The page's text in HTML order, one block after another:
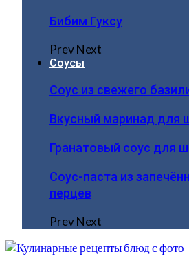
Бибим Гуксу
PrevNext
Соусы
Соус из свежего
Вкусный маринад для
Гранатовый соус для
Соус-паста из
перцев
PrevNext